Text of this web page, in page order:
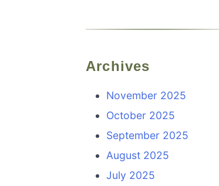
Archives
November 2025
October 2025
September 2025
August 2025
July 2025